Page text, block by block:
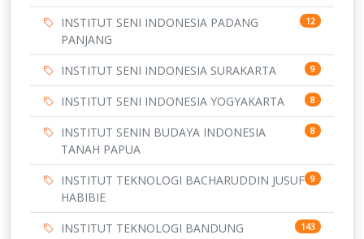
INSTITUT SENI INDONESIA PADANG
PANJANG
12
INSTITUT SENI INDONESIA SURAKARTA 9
INSTITUT SENI INDONESIA YOGYAKARTA 8
INSTITUT SENIN BUDAYA INDONESIA
TANAH PAPUA
8
INSTITUT TEKNOLOGI BACHARUDDIN JUSUF
HABIBIE
9
INSTITUT TEKNOLOGI BANDUNG 143